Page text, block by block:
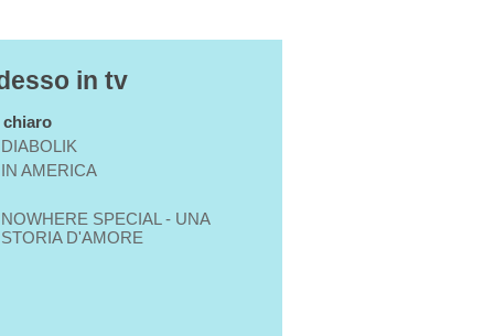
in tv
DIABOLIK
IN AMERICA
NOWHERE SPECIAL - UNA
STORIA D'AMORE